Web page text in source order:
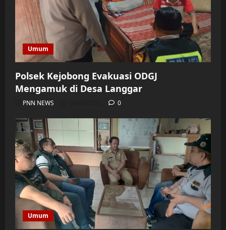
Umum
Polsek Kejobong Evakuasi ODGJ
Mengamuk di Desa Langgar
PNN NEWS 0
Umum